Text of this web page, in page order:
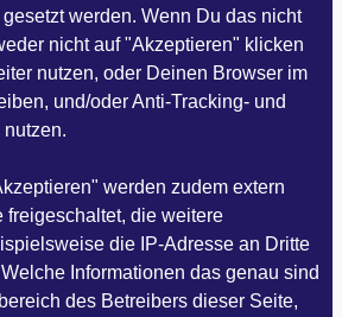
werden. Wenn Du das nicht
nicht auf "Akzeptieren" klicken
nutzen, oder Deinen Browser im
und/oder Anti-Tracking- und
werden zudem extern
freigeschaltet, die weitere
die IP-Adresse an Dritte
Informationen das genau sind
des Betreibers dieser Seite,